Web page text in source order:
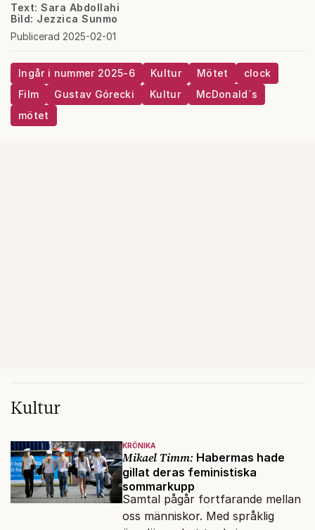
Text: Sara Abdollahi
Bild: Jezzica Sunmo
Publicerad 2025-02-01
Ingår i nummer 2025-6 Kultur Mötet
clock
Film
Gustav Górecki Kultur
McDonald´s
mötet
Kultur
KRÖNIKA
Mikael Timm: Habermas hade
gillat deras feministiska
sommarkupp
Samtal pågår fortfarande mellan
oss människor. Med språklig